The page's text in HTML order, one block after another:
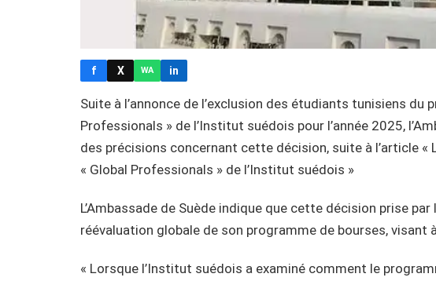
f X WA in
Suite à l’annonce de l’exclusion des étudiants tunisiens du
Professionals » de l’Institut suédois pour l’année 2025,
des précisions concernant cette décision, suite à l’article «
« Global Professionals » de l’Institut suédois »
L’Ambassade de Suède indique que cette décision prise
réévaluation globale de son programme de bourses, visant
« Lorsque l’Institut suédois a examiné comment le